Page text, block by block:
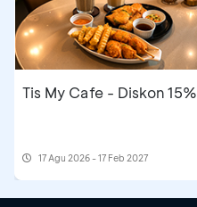
Tis My Cafe - Diskon 15%
17 Agu 2026 - 17 Feb 2027